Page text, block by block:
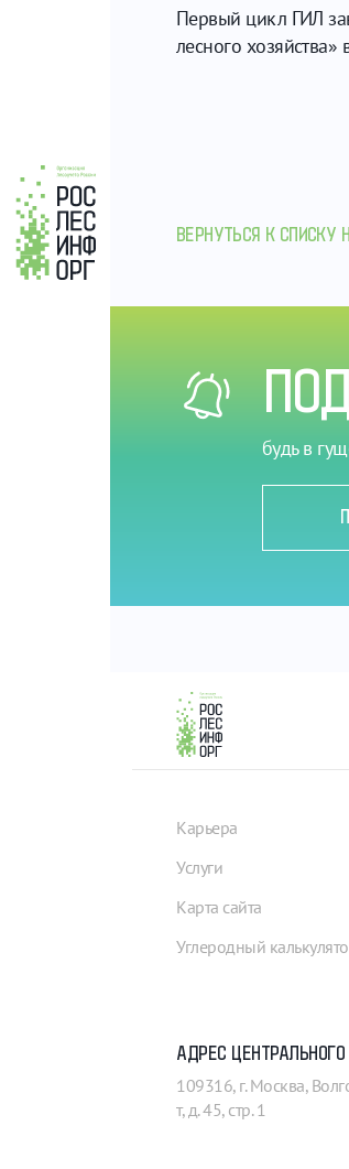
Первый цикл ГИЛ
лесного
ВЕРНУТЬСЯ К СПИСКУ
будь в
Карьера
Услуги
Карта сайта
Углеродный
АДРЕС
109316, г. Москва,
т, д. 45, стр. 1